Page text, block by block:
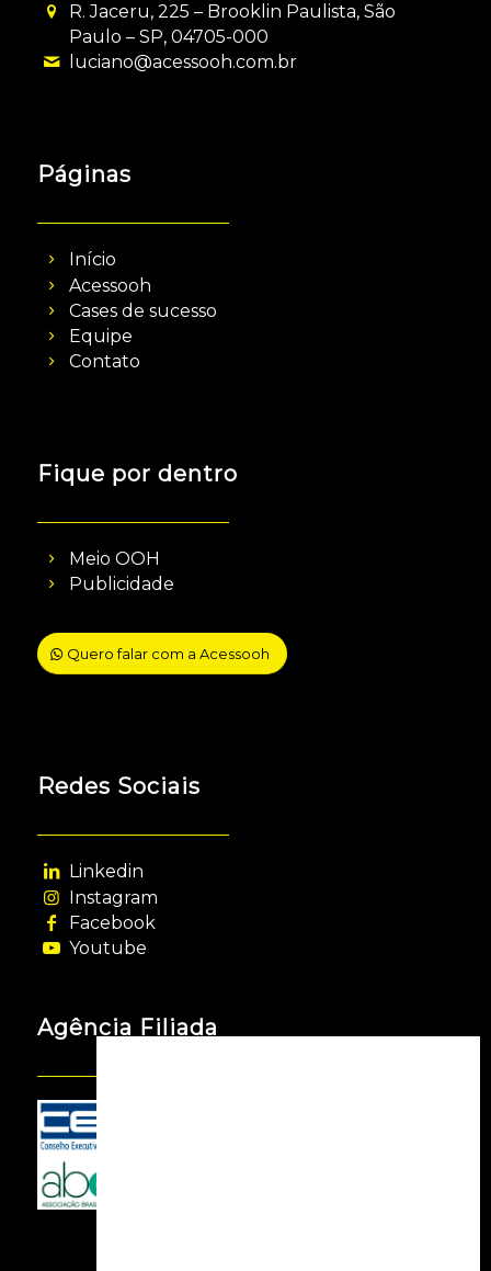
R. Jaceru, 225 – Brooklin Paulista, São
Paulo – SP, 04705-000
luciano@acessooh.com.br
Páginas
Início
Acessooh
Cases de sucesso
Equipe
Contato
Fique por dentro
Meio OOH
Publicidade
Quero falar com a Acessooh
Redes Sociais
Linkedin
Instagram
Facebook
Youtube
Agência Filiada